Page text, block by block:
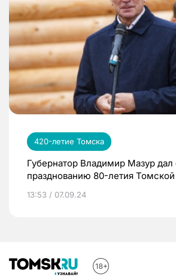
420-летие Томска
Губернатор Владимир Мазур дал
празднованию 80-летия Томской
13:53 / 07.09.24